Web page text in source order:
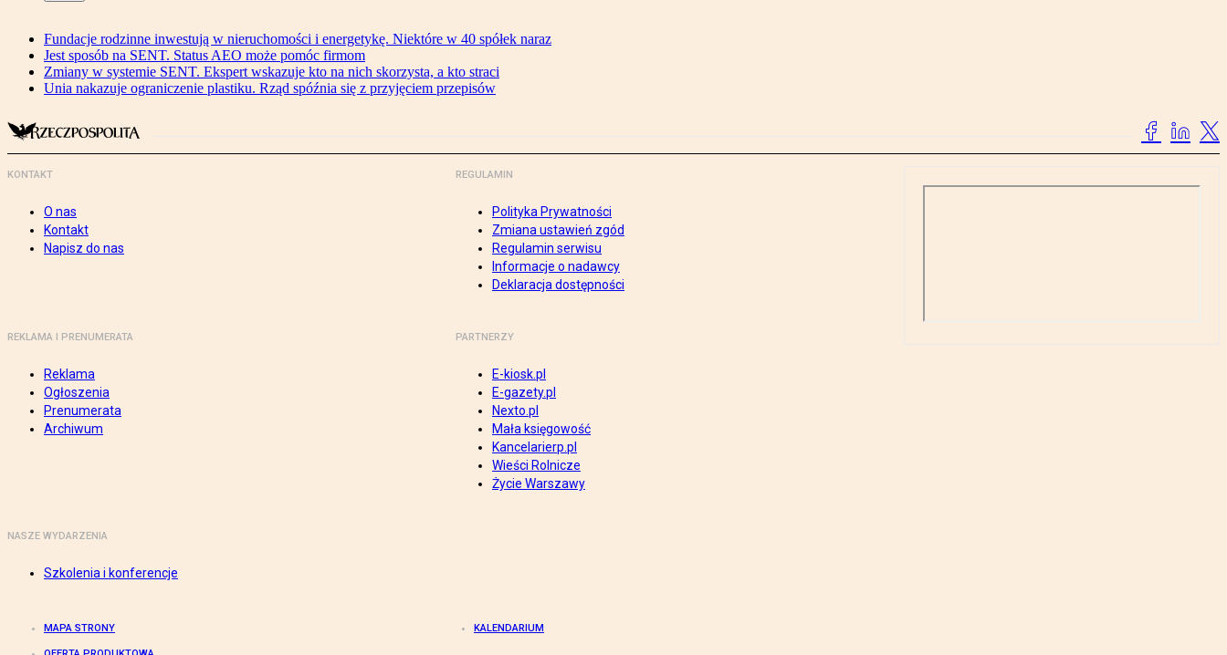
Fundacje rodzinne inwestują w nieruchomości i energetykę. Niektóre w 40 spółek naraz
Jest sposób na SENT. Status AEO może pomóc firmom
Zmiany w systemie SENT. Ekspert wskazuje kto na nich skorzysta, a kto straci
Unia nakazuje ograniczenie plastiku. Rząd spóźnia się z przyjęciem przepisów
KONTAKT
O nas
Kontakt
Napisz do nas
REGULAMIN
Polityka Prywatności
Zmiana ustawień zgód
Regulamin serwisu
Informacje o nadawcy
Deklaracja dostępności
REKLAMA I PRENUMERATA
Reklama
Ogłoszenia
Prenumerata
Archiwum
PARTNERZY
E-kiosk.pl
E-gazety.pl
Nexto.pl
Mała księgowość
Kancelarierp.pl
Wieści Rolnicze
Życie Warszawy
NASZE WYDARZENIA
Szkolenia i konferencje
MAPA STRONY KALENDARIUM